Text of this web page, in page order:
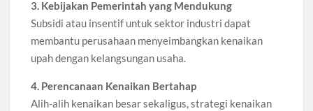
3. Kebijakan Pemerintah yang Mendukung
Subsidi atau insentif untuk sektor industri dapat
membantu perusahaan menyeimbangkan kenaikan
upah dengan kelangsungan usaha.
4. Perencanaan Kenaikan Bertahap
Alih-alih kenaikan besar sekaligus, strategi kenaikan